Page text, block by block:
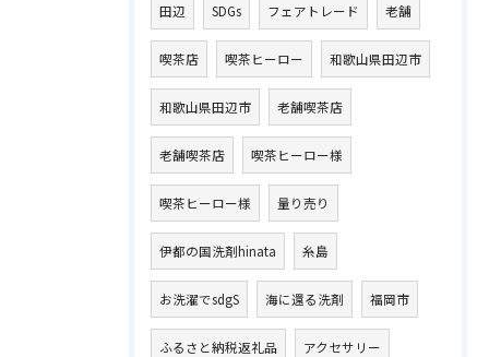
田辺 SDGs フェアトレード 老舗
喫茶店 喫茶ヒーロー 和歌山県田辺市
和歌山県田辺市 老舗喫茶店
老舗喫茶店 喫茶ヒーロー様
喫茶ヒーロー様 量り売り
伊都の国洗剤hinata 糸島
お洗濯でsdgS 海に還る洗剤 福岡市
ふるさと納税返礼品 アクセサリー